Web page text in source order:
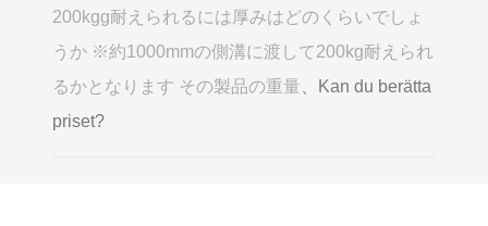
200kgg耐えられるには厚みはどのくらいでしょ
うか ※約1000mmの側溝に渡して200kg耐えられ
るかとなります その製品の重量 、Kan du berätta
priset?